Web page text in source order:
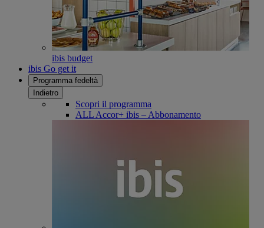
ibis budget
ibis Go get it
Programma fedeltà
Indietro
Scopri il programma
ALL Accor+ ibis – Abbonamento